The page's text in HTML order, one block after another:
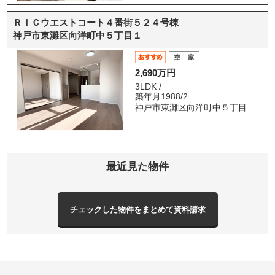
ＲＩＣウエストコート４番街５２４号棟
神戸市東灘区向洋町中５丁目１
2,690万円
3LDK /
築年月1988/2
神戸市東灘区向洋町中５丁目
最近見た物件